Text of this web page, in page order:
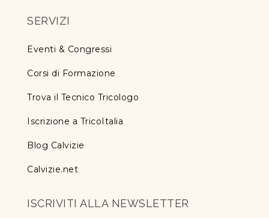
SERVIZI
Eventi & Congressi
Corsi di Formazione
Trova il Tecnico Tricologo
Iscrizione a TricoItalia
Blog Calvizie
Calvizie.net
ISCRIVITI ALLA NEWSLETTER